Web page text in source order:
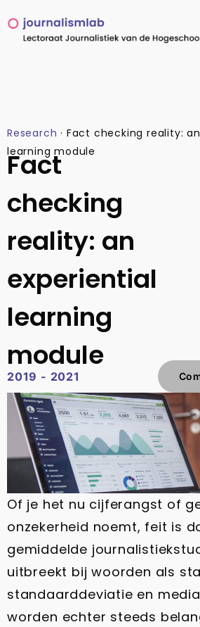
Research · Fact checking reality:
learning module​
Fact
checking
reality: an
experiential
learning
module​
2019 - 2021
Of je het nu cijferangst of
onzekerheid noemt, feit is
gemiddelde
uitbreekt bij woorden als
standaarddeviatie en
worden echter steeds